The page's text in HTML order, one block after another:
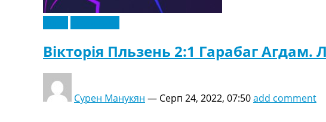
Вікторія Пльзень 2:1 Гарабаг Агдам.
Сурен Манукян — Серп 24, 2022, 07:50add comment